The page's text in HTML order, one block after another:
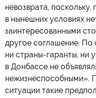
невозврата,
в нынешних условиях
заинтересованными
другое соглашение.
ни страны-гаранты, ни
в Донбассе не
нежизнеспособными».
ситуации такие